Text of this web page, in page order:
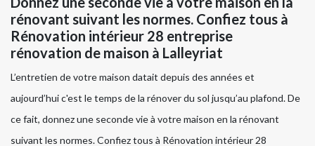
rénovant suivant les normes. Confiez tous à
Rénovation intérieur 28 entreprise
rénovation de maison à Lalleyriat
L’entretien de votre maison datait depuis des années et
aujourd’hui c'est le temps de la rénover du sol jusqu’au plafond. De
ce fait, donnez une seconde vie à votre maison en la rénovant
suivant les normes. Confiez tous à Rénovation intérieur 28